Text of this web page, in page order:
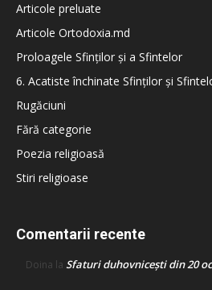
Articole preluate
Articole Ortodoxia.md
Proloagele Sfinților și a Sfintelor
6. Acatiste închinate Sfinților și
Rugăciuni
Fără categorie
Poezia religioasă
Stiri religioase
Comentarii recente
Doina la Sfaturi duhovnicești din 20